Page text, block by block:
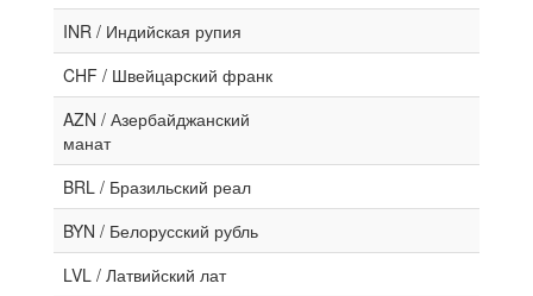
INR / Индийская рупия
CHF / Швейцарский франк
AZN / Азербайджанский
манат
BRL / Бразильский реал
BYN / Белорусский рубль
LVL / Латвийский лат